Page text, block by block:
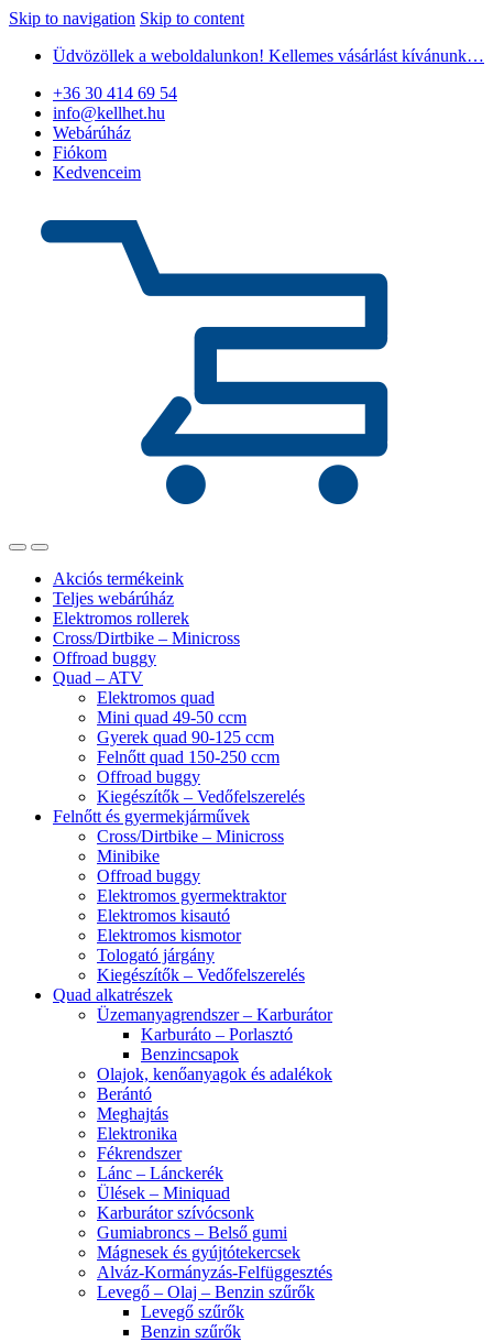
Skip to navigation Skip to content
Üdvözöllek a weboldalunkon! Kellemes vásárlást kívánunk…
+36 30 414 69 54
info@kellhet.hu
Webárúház
Fiókom
Kedvenceim
Akciós termékeink
Teljes webárúház
Elektromos rollerek
Cross/Dirtbike – Minicross
Offroad buggy
Quad – ATV
Elektromos quad
Mini quad 49-50 ccm
Gyerek quad 90-125 ccm
Felnőtt quad 150-250 ccm
Offroad buggy
Kiegészítők – Vedőfelszerelés
Felnőtt és gyermekjárművek
Cross/Dirtbike – Minicross
Minibike
Offroad buggy
Elektromos gyermektraktor
Elektromos kisautó
Elektromos kismotor
Tologató járgány
Kiegészítők – Vedőfelszerelés
Quad alkatrészek
Üzemanyagrendszer – Karburátor
Karburáto – Porlasztó
Benzincsapok
Olajok, kenőanyagok és adalékok
Berántó
Meghajtás
Elektronika
Fékrendszer
Lánc – Lánckerék
Ülések – Miniquad
Karburátor szívócsonk
Gumiabroncs – Belső gumi
Mágnesek és gyújtótekercsek
Alváz-Kormányzás-Felfüggesztés
Levegő – Olaj – Benzin szűrők
Levegő szűrők
Benzin szűrők